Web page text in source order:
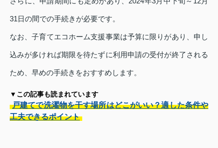
31日の間での手続きが必要です。
なお、子育てエコホーム支援事業は予算に限りがあり、申し
込みが多ければ期限を待たずに利用申請の受付が終了される
ため、早めの手続きをおすすめします。
▼この記事も読まれています
戸建てで洗濯物を干す場所はどこがいい？適した条件や
工夫できるポイント